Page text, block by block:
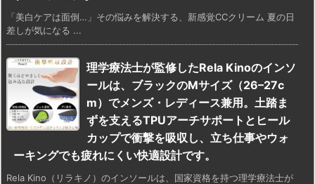
「美白ケアは面倒…」その悩みを解決する、新感覚CCクリーム 夏の日
差しが気になる ...
理学療法士が監修したRela Kinoのインソ
ールは、ブラックのMサイズ（26–27c
m）でメンズ・レディース兼用。土踏ま
ずを支えるTPUアーチサポートとヒール
カップで衝撃を吸収し、立ち仕事やウォ
ーキングでも疲れにくい快適設計です​。
Rela Kino（リラキノ）のインソールは、国家資格を持つ理学療法士が